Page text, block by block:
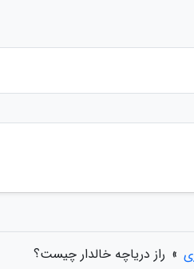
» راز دریاچه خالدار چیست؟